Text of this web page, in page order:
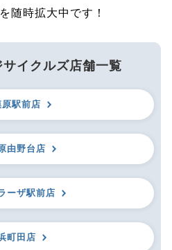
随時拡大中です！
イクルズ店舗一覧
駅前店
由野台店
ーザ駅前店
町田店